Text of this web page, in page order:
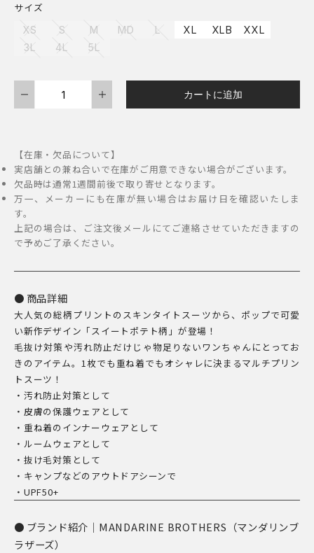
3,300
5,000
サイズ
XS S M MD L XL XLB
XXL
3L
4L 5L
MANDARINE
BROTHERS
ン
タ
イ
ト
ス
マ
ル
チ
プ
リ
ン
ト
／
SKIN
TIGHT
SUIT
MULTI
PRINT
-
カートに追加
【在庫・欠品について】
実店舗との兼ね合いで在庫がご用意できない場合がございます。
欠品時は通常1週間前後で取り寄せとなります。
万一、メーカーにも在庫が無い場合はお届け日を確認いたしま
す。
上記の場合は、ご注文後メールにてご連絡させていただきますの
で予めご了承ください。
商品詳細
大人気の総柄プリントのスキンタイトスーツから、ポップで可愛
い新作デザイン「スイートポテト柄」が登場！
毛抜け対策や汚れ防止だけじゃ物足りないワンちゃんにとってお
きのアイテム。1枚でも重ね着でもオシャレに決まるマルチプリン
トスーツ！
・汚れ防止対策として
・皮膚の保護ウェアとして
・重ね着のインナーウェアとして
・ルームウェアとして
・抜け毛対策として
・キャンプなどのアウトドアシーンで
・UPF50+
ブランド紹介｜MANDARINE BROTHERS（マンダリンブ
ラザーズ）